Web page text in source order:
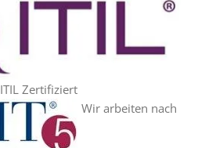
Zertifiziert
Wir arbeiten nach